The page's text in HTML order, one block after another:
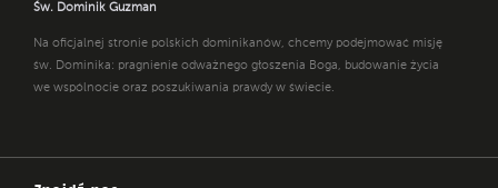
Św. Dominik Guzman
Na oficjalnej stronie polskich dominikanów, chcemy podejmować misję
św. Dominika: pragnienie odważnego głoszenia Boga, budowanie życia
we wspólnocie oraz poszukiwania prawdy w świecie.